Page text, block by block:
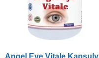
Angel Eye Vitale Kapsuly